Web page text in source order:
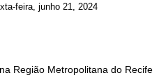
feira, junho 21, 2024
Região Metropolitana do Recife